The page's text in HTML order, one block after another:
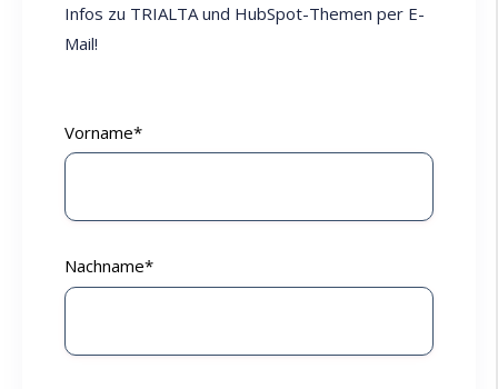
Infos zu TRIALTA und HubSpot-Themen per E-
Mail!
Vorname*
Nachname*